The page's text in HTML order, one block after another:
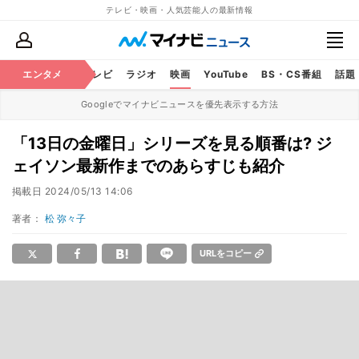
テレビ・映画・人気芸能人の最新情報
エンタメ
芸能 テレビ ラジオ 映画 YouTube BS・CS番組 話題
Googleでマイナビニュースを優先表示する方法
「13日の金曜日」シリーズを見る順番は? ジ
ェイソン最新作までのあらすじも紹介
掲載日 2024/05/13 14:06
著者： 松 弥々子
URLをコピー